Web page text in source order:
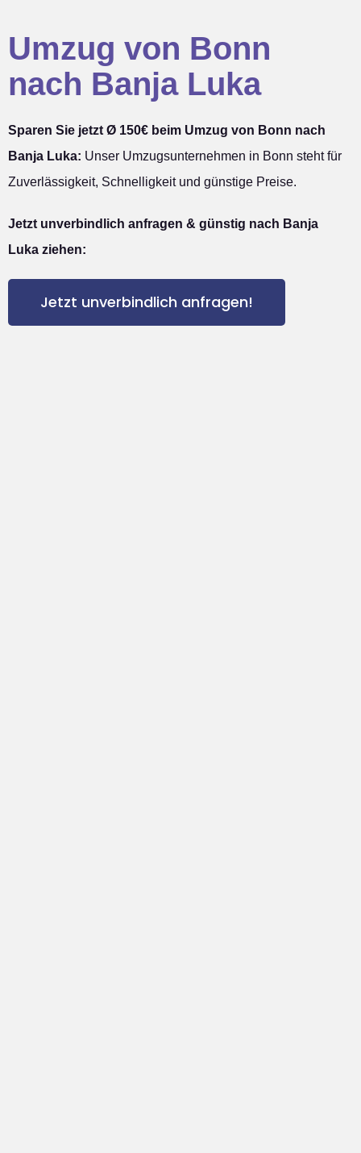
Umzug von Bonn
nach Banja Luka
Sparen Sie jetzt Ø 150€ beim Umzug von Bonn nach
Banja Luka: Unser Umzugsunternehmen in Bonn steht für
Zuverlässigkeit, Schnelligkeit und günstige Preise.
Jetzt unverbindlich anfragen & günstig nach Banja
Luka ziehen:
Jetzt unverbindlich anfragen!